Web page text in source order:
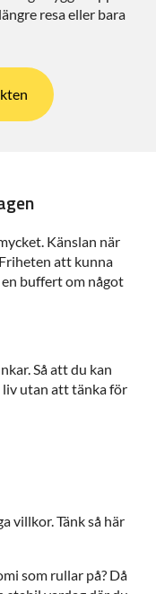
resa eller bara
Känslan när
att kunna
buffert om något
Så att du kan
liv utan att tänka för
villkor. Tänk så här
som rullar på? Då